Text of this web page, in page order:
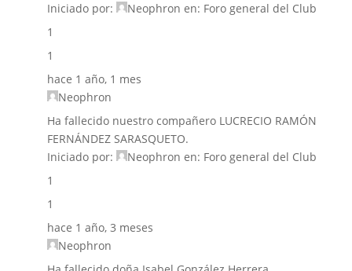
Iniciado por:
Neophron en: Foro general del Club
1
1
hace 1 año, 1 mes
Neophron
Ha fallecido nuestro compañero LUCRECIO RAMÓN
FERNÁNDEZ SARASQUETO.
Iniciado por:
Neophron en: Foro general del Club
1
1
hace 1 año, 3 meses
Neophron